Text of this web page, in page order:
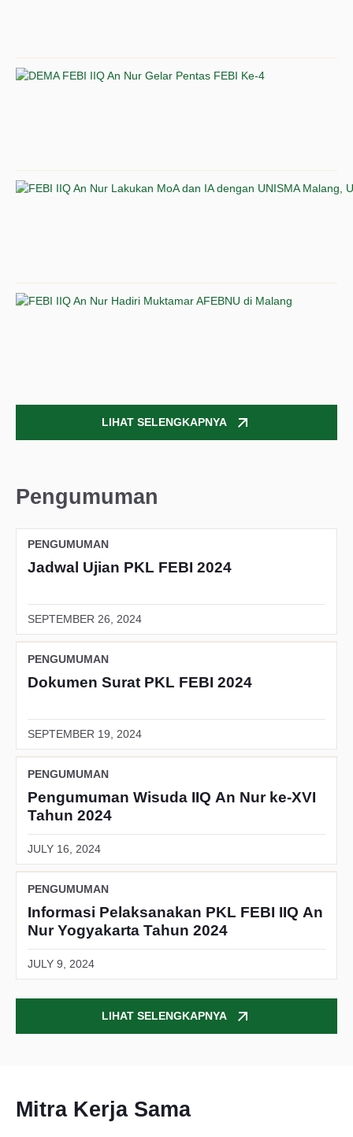
LIHAT SELENGKAPNYA
Pengumuman
PENGUMUMAN
Jadwal Ujian PKL FEBI 2024
SEPTEMBER 26, 2024
PENGUMUMAN
Dokumen Surat PKL FEBI 2024
SEPTEMBER 19, 2024
PENGUMUMAN
Pengumuman Wisuda IIQ An Nur ke-XVI
Tahun 2024
JULY 16, 2024
PENGUMUMAN
Informasi Pelaksanakan PKL FEBI IIQ An
Nur Yogyakarta Tahun 2024
JULY 9, 2024
LIHAT SELENGKAPNYA
Mitra Kerja Sama